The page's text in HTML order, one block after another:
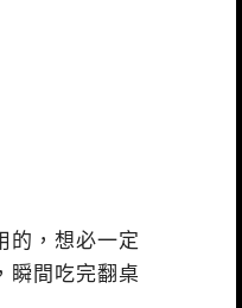
的，想必一定
瞬間吃完翻桌